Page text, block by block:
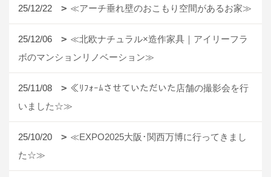
25/12/22 ≪アーチ垂れ壁のおこもり空間があるお家≫
25/12/06
≪北欧ナチュラル×造作家具｜アイリーフラ
ボのマンションリノベーション≫
25/11/08
≪ﾘﾌｫｰﾑさせていただいた店舗の撮影会を行
いました☆≫
25/10/20
≪EXPO2025大阪･関西万博に行ってきまし
た☆≫